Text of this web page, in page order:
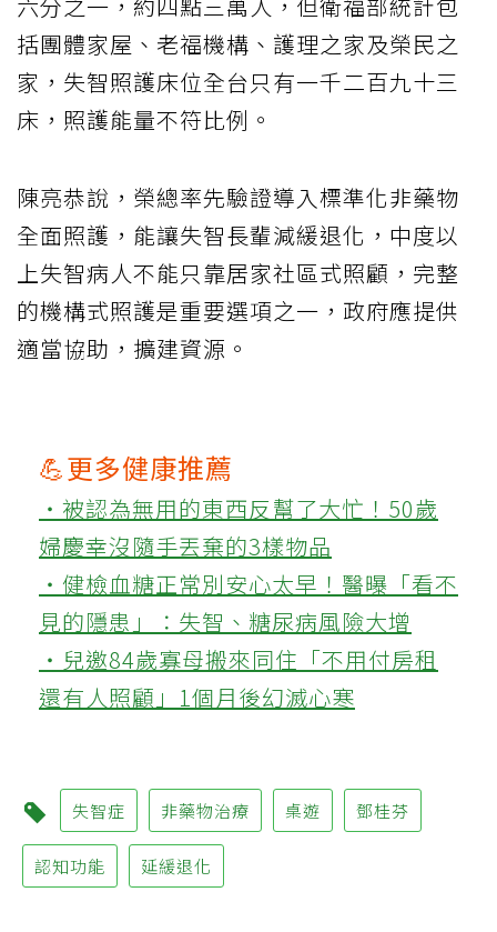
括團體家屋、老福機構、護理之家及榮民之
家，失智照護床位全台只有一千二百九十三
床，照護能量不符比例。
陳亮恭說，榮總率先驗證導入標準化非藥物
全面照護，能讓失智長輩減緩退化，中度以
上失智病人不能只靠居家社區式照顧，完整
的機構式照護是重要選項之一，政府應提供
適當協助，擴建資源。
💪更多健康推薦
‧被認為無用的東西反幫了大忙！50歲
婦慶幸沒隨手丟棄的3樣物品
‧健檢血糖正常別安心太早！醫曝「看不
見的隱患」：失智、糖尿病風險大增
‧兒邀84歲寡母搬來同住「不用付房租
還有人照顧」1個月後幻滅心寒
失智症 非藥物治療 桌遊 鄧桂芬
認知功能 延緩退化